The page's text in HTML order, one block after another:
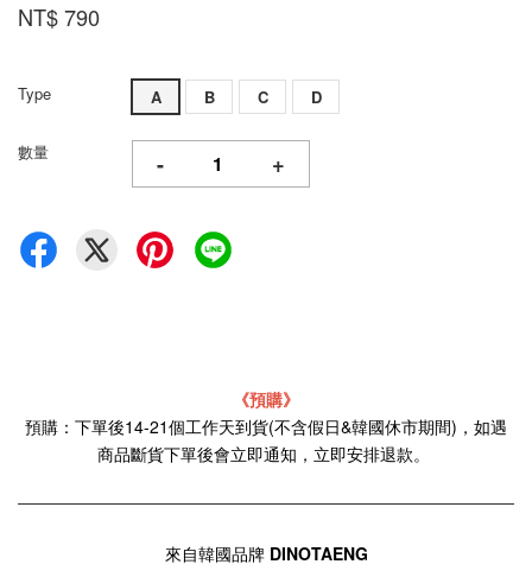
NT$ 790
Type A B C D
數量 - +
《預購》
預購：下單後14-21個工作天到貨(不含假日&韓國休市期間)，如遇
商品斷貨下單後會立即通知，立即安排退款。
來自韓國品牌DINOTAENG